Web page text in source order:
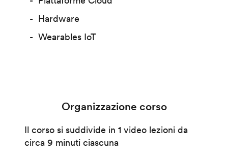
Hardware
Wearables IoT
Organizzazione corso
Il corso si suddivide in 1 video lezioni da
circa 9 minuti ciascuna